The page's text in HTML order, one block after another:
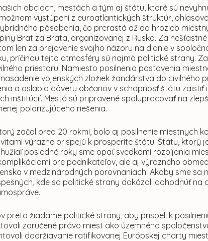
obciach, mestách a tým aj štátu, ktoré sú
vystúpení z euroatlantických štruktúr,
pôsobenia, čo prerastá až do hrozieb
Brat za Brata, organizovanej z Ruska. Za
len za prejavenie svojho názoru na dianie v
príčinou tejto atmosféry sú najmä politické strany.
priestoru. Namiesto posilnenia postavenia
vojenských zložiek žandárstva do civilného
a oslabia dôveru občanov v schopnosť štátu
inštitúcií. Mestá sú pripravené spolupracovať na
polarizujúceho riešenia.
začal pred 20 rokmi, bolo aj posilnenie miestnych
výrazne prispejú k prosperite štátu. Štátu, ktorý
posledné roky sme opäť svedkami rozbíjania
pre podnikateľov, ale aj výrazného
v medzinárodných porovnaniach. Akoby sme sa
kde sa politické strany dokázali dohodnúť
preto žiadame politické strany, aby prispeli k
zaručené právo miest ako územného
dodržiavanie ratifikovanej Európskej charty